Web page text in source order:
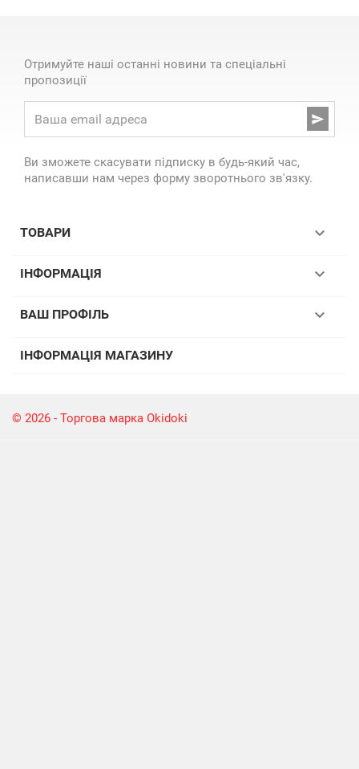
Отримуйте наші останні новини та спеціальні
пропозиції

Ви зможете скасувати підписку в будь-який час,
написавши нам через форму зворотнього зв'язку.
ТОВАРИ 
ІНФОРМАЦІЯ 
ВАШ ПРОФІЛЬ 
ІНФОРМАЦІЯ МАГАЗИНУ
© 2026 - Торгова марка Okidoki